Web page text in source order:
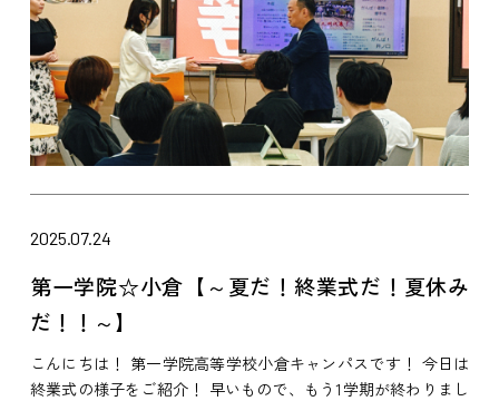
2025.07.24
第一学院☆小倉【～夏だ！終業式だ！夏休み
だ！！～】
こんにちは！ 第一学院高等学校小倉キャンパスです！ 今日は
終業式の様子をご紹介！ 早いもので、もう1学期が終わりまし